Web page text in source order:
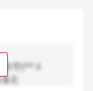
で(^^ゞ
と